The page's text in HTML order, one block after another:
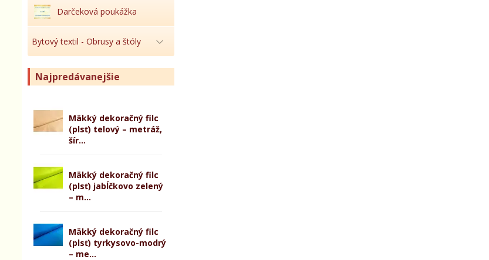
Darčeková poukážka
Bytový textil - Obrusy a štóly
Najpredávanejšie
Mäkký dekoračný filc
(plsť) telový – metráž,
šír...
Mäkký dekoračný filc
(plsť) jabĺčkovo zelený
– m...
Mäkký dekoračný filc
(plsť) tyrkysovo-modrý
– me...